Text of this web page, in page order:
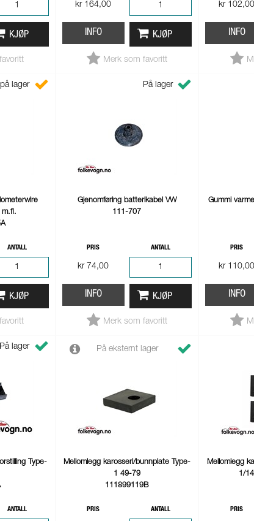
KJØP
kr 164,00
INFO KJØP
Merk som favoritt
kr 102,00
INFO
lager
m.fl.
ANTALL
KJØP
På lager
Gjenomføring batterikabel VW
111-707
PRIS
kr 74,00
ANTALL
INFO KJØP
Merk som favoritt
Gummi
PRIS
kr 110,00
INFO
På lager
Type-
ANTALL
På eksternt lager
Mellomlegg karosseri/bunnplate Type-
1 49-79
111899119B
PRIS ANTALL
Mellomlegg
1/
PRIS